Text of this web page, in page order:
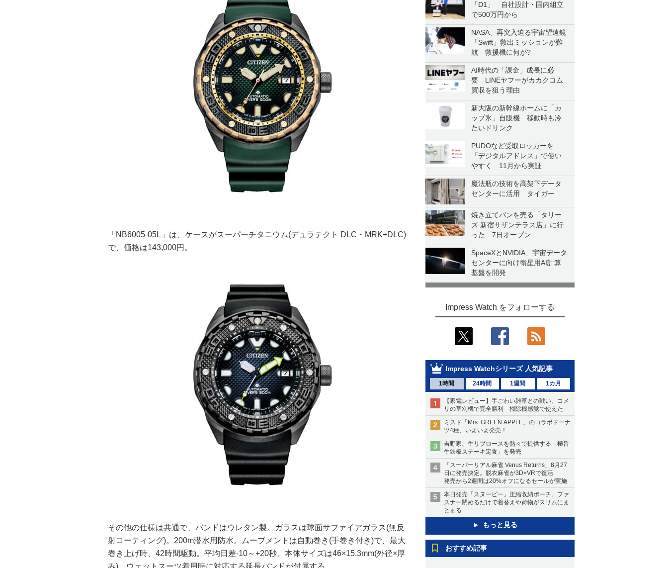
「D1」 自社設計・国内組立
で500万円から
NASA、再突入迫る宇宙望遠鏡
「Swift」救出ミッションが難
航 救援機に何が?
AI時代の「課金」成長に必
要 LINEヤフーがカカクコム
買収を狙う理由
新大阪の新幹線ホームに「カ
ップ氷」自販機 移動時も冷
たいドリンク
PUDOなど受取ロッカーを
「デジタルアドレス」で使い
やすく 11月から実証
魔法瓶の技術を高架下データ
センターに活用 タイガー
焼き立てパンを売る「タリー
ズ 新宿サザンテラス店」に行
った 7日オープン
SpaceXとNVIDIA、宇宙データ
センターに向け衛星用AI計算
基盤を開発
Impress Watch をフォローする
Impress Watchシリーズ 人気記事
1時間 24時間 1週間 1カ月
【家電レビュー】手ごわい雑草との戦い、コメ
リの草刈機で完全勝利 掃除機感覚で使えた
ミスド「Mrs. GREEN APPLE」のコラボドーナ
ツ4種、いよいよ発売！
吉野家、牛リブロースを熱々で提供する「極旨
牛鉄板ステーキ定食」を発売
「スーパーリアル麻雀 Venus Returns」8月27
日に発売決定。脱衣麻雀が3D×VRで復活
発売から2週間は20%オフになるセールが実施
本日発売「スヌーピー」圧縮収納ポーチ。ファ
スナー閉めるだけで着替えや荷物がスリムにま
とまる
もっと見る
おすすめ記事
「NB6005-05L」は、ケースがスーパーチタニウム(デュラテクト DLC・MRK+DLC)
で、価格は143,000円。
その他の仕様は共通で、バンドはウレタン製。ガラスは球面サファイアガラス(無反
射コーティング)。200m潜水用防水。ムーブメントは⾃動巻き(手巻き付き)で、最大
巻き上げ時、42時間駆動。平均日差-10～+20秒。本体サイズは46×15.3mm(外径×厚
み)。ウェットスーツ着用時に対応する延長バンドが付属する。